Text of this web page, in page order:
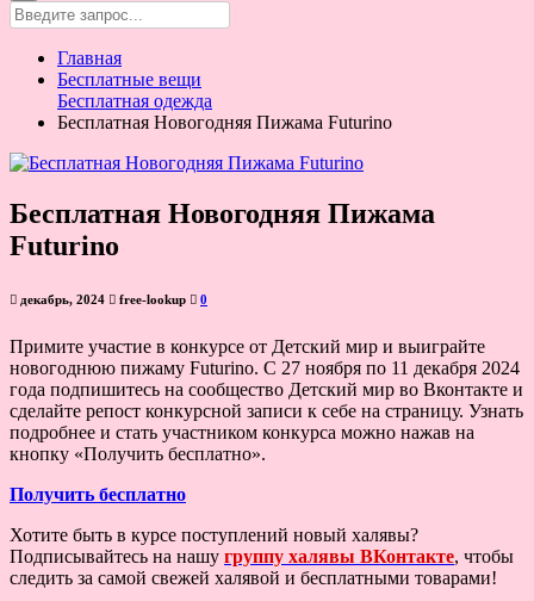
Главная
Бесплатные вещи
Бесплатная одежда
Бесплатная Новогодняя Пижама Futurino
Бесплатная Новогодняя Пижама
Futurino
декабрь, 2024 free-lookup 0
Примите участие в конкурсе от Детский мир и выиграйте
новогоднюю пижаму Futurino. С 27 ноября по 11 декабря 2024
года подпишитесь на сообщество Детский мир во Вконтакте и
сделайте репост конкурсной записи к себе на страницу. Узнать
подробнее и стать участником конкурса можно нажав на
кнопку «Получить бесплатно».
Получить бесплатно
Хотите быть в курсе поступлений новый халявы?
Подписывайтесь на нашу группу халявы ВКонтакте, чтобы
следить за самой свежей халявой и бесплатными товарами!